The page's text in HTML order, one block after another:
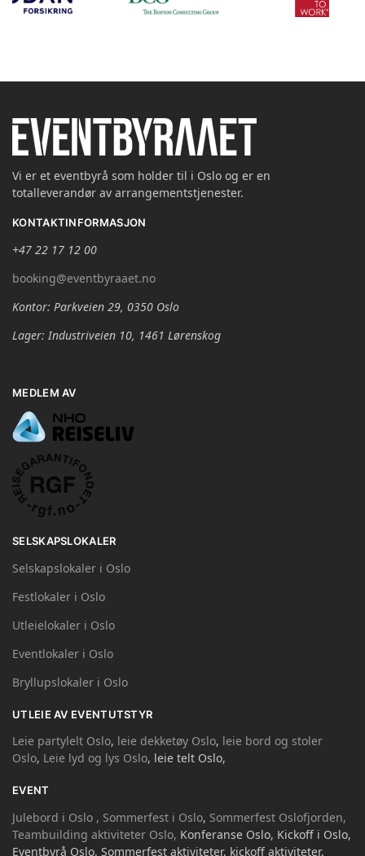
Vi er et eventbyrå som holder til i Oslo og er en
totalleverandør av arrangementstjenester.
KONTAKTINFORMASJON
+47 22 17 12 00
booking@eventbyraaet.no
Kontor: Parkveien 29, 0350 Oslo
Lager: Industriveien 10, 1461 Lørenskog
MEDLEM AV
SELSKAPSLOKALER
Selskapslokaler i Oslo
Festlokaler i Oslo
Utleielokaler i Oslo
Eventlokaler i Oslo
Bryllupslokaler i Oslo
UTLEIE AV EVENTUTSTYR
Leie partylelt Oslo, leie dekketøy Oslo, leie bord og stoler
Oslo, Leie lyd og lys Oslo, leie telt Oslo,
EVENT
Julebord i Oslo , Sommerfest i Oslo, Sommerfest Oslofjorden,
Teambuilding aktiviteter Oslo, Konferanse Oslo, Kickoff i Oslo,
Eventbyrå Oslo, Sommerfest aktiviteter, kickoff aktiviteter,